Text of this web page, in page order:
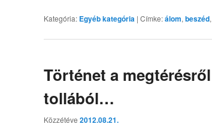
Kategória: Egyéb kategória | Címke:álom, beszéd,
Történet a
tollából…
Közzétéve 2012.08.21.